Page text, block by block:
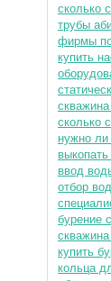
сколько
трубы
фирмы
купить
сколько
нужно ли
ввод
отбор
бурение
купить
кольца